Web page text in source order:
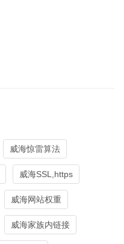
威海惊雷算法
威海SSL,https
威海网站权重
威海家族内链接